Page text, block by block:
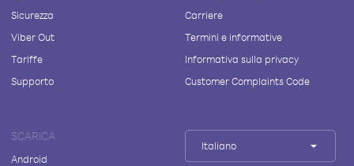
Sicurezza
Viber Out
Tariffe
Supporto
Carriere
Termini e informative
Informativa sulla privacy
Customer Complaints Code
SCARICA
Android
Italiano